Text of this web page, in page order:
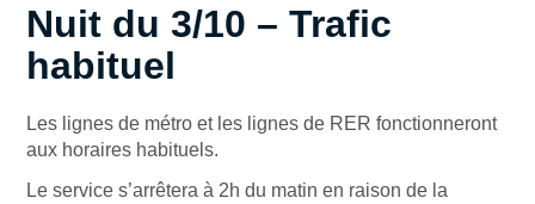
Nuit du 3/10 – Trafic
habituel
Les lignes de métro et les lignes de RER fonctionneront
aux horaires habituels.
Le service s’arrêtera à 2h du matin en raison de la